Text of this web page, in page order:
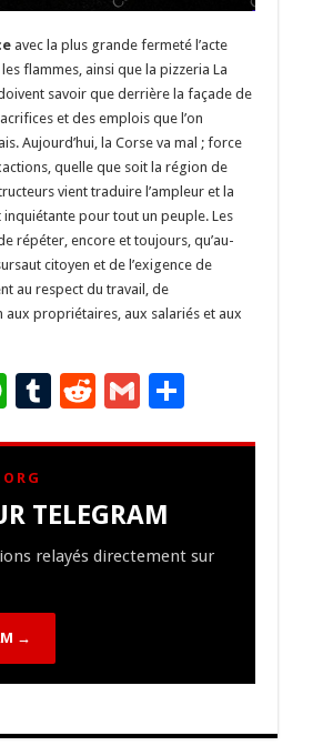
avec la plus grande fermeté l’acte
flammes, ainsi que la pizzeria La
savoir que derrière la façade de
et des emplois que l’on
Aujourd’hui, la Corse va mal ; force
quelle que soit la région de
vient traduire l’ampleur et la
pour tout un peuple. Les
répéter, encore et toujours, qu’au-
citoyen et de l’exigence de
au respect du travail, de
aux propriétaires, aux salariés et aux
W
at
sA
p
p
T
bl
r
R
di
t
G
l
P
TELEGRAM
relayés directement sur
→